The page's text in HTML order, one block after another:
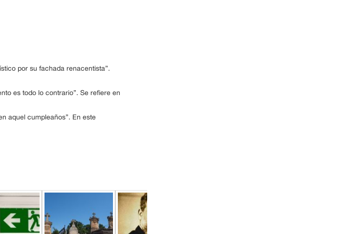
por su fachada renacentista”.
es todo lo contrario”. Se refiere en
aquel cumpleaños”. En este